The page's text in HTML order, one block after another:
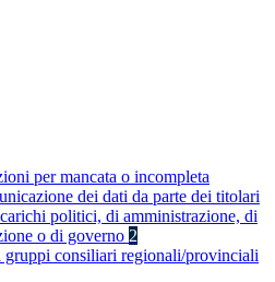
per mancata o incompleta
dei dati da parte dei titolari
politici, di amministrazione, di
o di governo 2
gruppi consiliari regionali/provinciali